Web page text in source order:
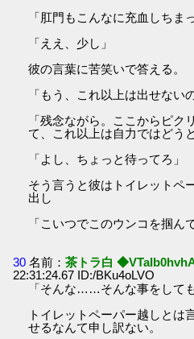
「肛門もこんなに充血しち
「ええ、少し」
彼の言葉に苦笑いで答える。
「もう、これ以上は出せない
「残念ながら。ここからピク
て、これ以上は自力ではどう
「よし、ちょっと待ってろ」
そう言うと彼はトイレットペ
出し
「こいつでこのウンコを掴ん
30 名前：茶トラ白
22:31:24.67 ID:/BKu4oLVO
「そんな……そんな事をして
トイレットペーパー越しとは
せるなんて申し訳ない。